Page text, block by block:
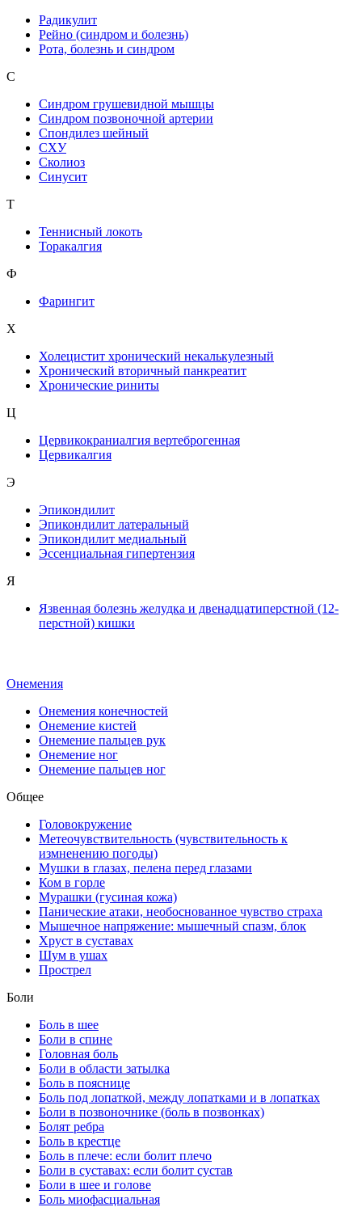
Радикулит
Рейно (синдром и болезнь)
Рота, болезнь и синдром
С
Синдром грушевидной мышцы
Синдром позвоночной артерии
Спондилез шейный
СХУ
Сколиоз
Синусит
Т
Теннисный локоть
Торакалгия
Ф
Фарингит
X
Холецистит хронический некалькулезный
Хронический вторичный панкреатит
Хронические риниты
Ц
Цервикокраниалгия вертеброгенная
Цервикалгия
Э
Эпикондилит
Эпикондилит латеральный
Эпикондилит медиальный
Эссенциальная гипертензия
Я
Язвенная болезнь желудка и двенадцатиперстной (12-
перстной) кишки
Онемения
Онемения конечностей
Онемение кистей
Онемение пальцев рук
Онемение ног
Онемение пальцев ног
Общее
Головокружение
Метеочувствительность (чувствительность к
измненению погоды)
Мушки в глазах, пелена перед глазами
Ком в горле
Мурашки (гусиная кожа)
Панические атаки, необоснованное чувство страха
Мышечное напряжение: мышечный спазм, блок
Хруст в суставах
Шум в ушах
Прострел
Боли
Боль в шее
Боли в спине
Головная боль
Боли в области затылка
Боль в пояснице
Боль под лопаткой, между лопатками и в лопатках
Боли в позвоночнике (боль в позвонках)
Болят ребра
Боль в крестце
Боль в плече: если болит плечо
Боли в суставах: если болит сустав
Боли в шее и голове
Боль миофасциальная